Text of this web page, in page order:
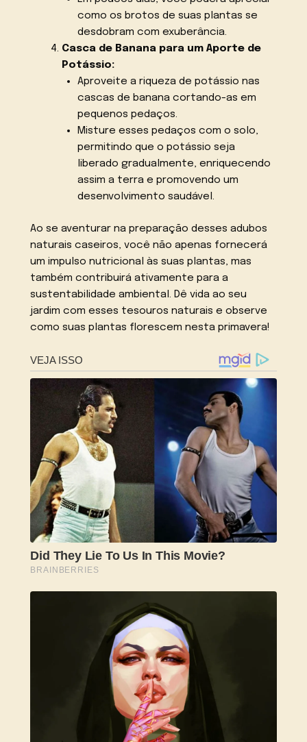
como os brotos de suas plantas se
desdobram com exuberância.
Casca de Banana para um Aporte de
Potássio:
Aproveite a riqueza de potássio nas
cascas de banana cortando-as em
pequenos pedaços.
Misture esses pedaços com o solo,
permitindo que o potássio seja
liberado gradualmente, enriquecendo
assim a terra e promovendo um
desenvolvimento saudável.
Ao se aventurar na preparação desses adubos
naturais caseiros, você não apenas fornecerá
um impulso nutricional às suas plantas, mas
também contribuirá ativamente para a
sustentabilidade ambiental. Dê vida ao seu
jardim com esses tesouros naturais e observe
como suas plantas florescem nesta primavera!